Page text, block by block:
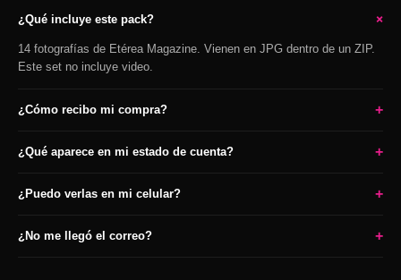
¿Qué incluye este pack? +
14 fotografías de Etérea Magazine. Vienen en JPG dentro de un ZIP.
Este set no incluye video.
¿Cómo recibo mi compra? +
¿Qué aparece en mi estado de cuenta? +
¿Puedo verlas en mi celular? +
¿No me llegó el correo? +